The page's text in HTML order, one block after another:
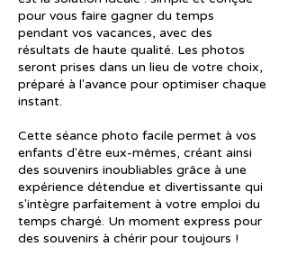
pour vous faire gagner du temps
pendant vos vacances, avec des
résultats de haute qualité. Les photos
seront prises dans un lieu de votre choix,
préparé à l'avance pour optimiser chaque
instant.
Cette séance photo facile permet à vos
enfants d'être eux-mêmes, créant ainsi
des souvenirs inoubliables grâce à une
expérience détendue et divertissante qui
s'intègre parfaitement à votre emploi du
temps chargé. Un moment express pour
des souvenirs à chérir pour toujours !